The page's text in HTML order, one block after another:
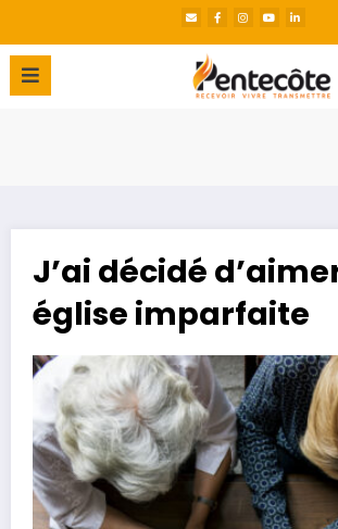
J’ai décidé
église imparfaite